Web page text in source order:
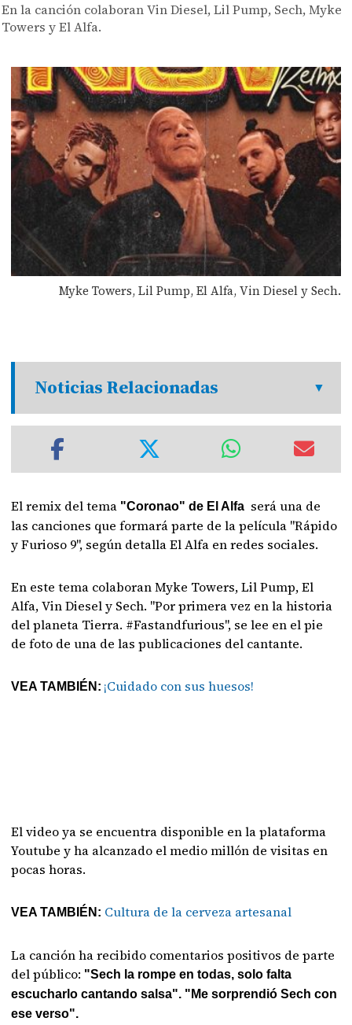
En la canción colaboran Vin Diesel, Lil Pump, Sech, Myke
Towers y El Alfa.
Myke Towers, Lil Pump, El Alfa, Vin Diesel y Sech.
Noticias Relacionadas
El remix del tema "Coronao" de El Alfa será una de
las canciones que formará parte de la película "Rápido
y Furioso 9", según detalla El Alfa en redes sociales.
En este tema colaboran Myke Towers, Lil Pump, El
Alfa, Vin Diesel y Sech. "Por primera vez en la historia
del planeta Tierra. #Fastandfurious", se lee en el pie
de foto de una de las publicaciones del cantante.
VEA TAMBIÉN: ¡Cuidado con sus huesos!
El video ya se encuentra disponible en la plataforma
Youtube y ha alcanzado el medio millón de visitas en
pocas horas.
VEA TAMBIÉN: Cultura de la cerveza artesanal
La canción ha recibido comentarios positivos de parte
del público: "Sech la rompe en todas, solo falta
escucharlo cantando salsa". "Me sorprendió Sech con
ese verso".